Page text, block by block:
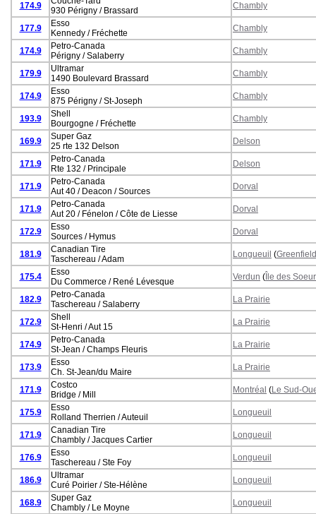
174.9
930 Périgny / Brassard
Chambly
177.9
Esso
Kennedy / Fréchette
Chambly
174.9
Petro-Canada
Périgny / Salaberry
Chambly
179.9
Ultramar
1490 Boulevard Brassard
Chambly
174.9
Esso
875 Périgny / St-Joseph
Chambly
193.9
Shell
Bourgogne / Fréchette
Chambly
169.9
Super Gaz
25 rte 132 Delson
Delson
171.9
Petro-Canada
Rte 132 / Principale
Delson
171.9
Petro-Canada
Aut 40 / Deacon / Sources
Dorval
171.9
Petro-Canada
Aut 20 / Fénelon / Côte de Liesse
Dorval
172.9
Esso
Sources / Hymus
Dorval
181.9
Canadian Tire
Taschereau / Adam
Longueuil (
175.4
Esso
Du Commerce / René Lévesque
Verdun (Île des
182.9
Petro-Canada
Taschereau / Salaberry
La Prairie
172.9
Shell
St-Henri / Aut 15
La Prairie
174.9
Petro-Canada
St-Jean / Champs Fleuris
La Prairie
173.9
Esso
Ch. St-Jean/du Maire
La Prairie
171.9
Costco
Bridge / Mill
Montréal (Le Sud-
175.9
Esso
Rolland Therrien / Auteuil
Longueuil
171.9
Canadian Tire
Chambly / Jacques Cartier
Longueuil
176.9
Esso
Taschereau / Ste Foy
Longueuil
186.9
Ultramar
Curé Poirier / Ste-Hélène
Longueuil
168.9
Super Gaz
Chambly / Le Moyne
Longueuil